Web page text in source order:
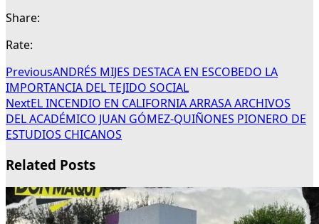
Share:
Rate:
PreviousANDRÉS MIJES DESTACA EN ESCOBEDO LA
IMPORTANCIA DEL TEJIDO SOCIAL
NextEL INCENDIO EN CALIFORNIA ARRASA ARCHIVOS
DEL ACADÉMICO JUAN GÓMEZ-QUIÑONES PIONERO DE
ESTUDIOS CHICANOS
Related Posts